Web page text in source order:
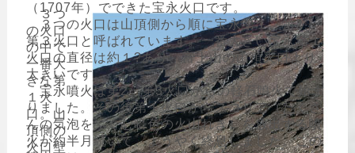
（1707年）でできた宝永火口です。
３つの火口は山頂側から順に宝永第１、第2、
第３火口と呼ばれています。一番大きい宝永第１
火口の直径は約１?あり、富士山の山頂火口より
大きいです。
宝永噴火は第2・第3火口からの軽石噴火で始ま
りました。その後第１火口からスコリア（たくさ
んの気泡をふくむ暗色の火山れき）を放出する噴
火が約半月続いて、ようやく終息しました。この
３つ
の火口
の中で
一番大
きな第
１火
口。山
頂側の
火口壁